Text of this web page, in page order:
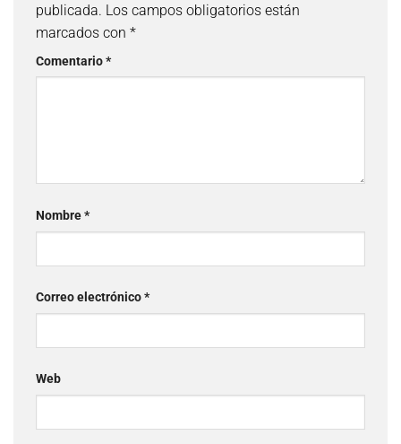
publicada. Los campos obligatorios están
marcados con *
Comentario*
Nombre*
Correo electrónico*
Web